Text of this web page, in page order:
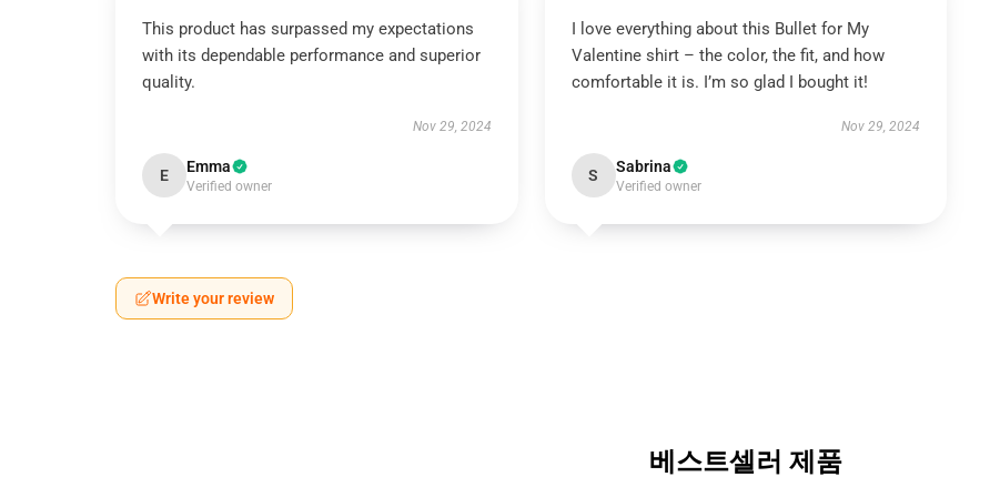
This product has surpassed my expectations
with its dependable performance and superior
quality.
Nov 29, 2024
E Emma
Verified owner
I love everything about this Bullet for My
Valentine shirt – the color, the fit, and how
comfortable it is. I’m so glad I bought it!
Nov 29, 2024
S Sabrina
Verified owner
Write your review
베스트셀러 제품